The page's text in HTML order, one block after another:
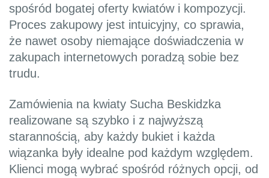
spośród bogatej oferty kwiatów i kompozycji.
Proces zakupowy jest intuicyjny, co sprawia,
że nawet osoby niemające doświadczenia w
zakupach internetowych poradzą sobie bez
trudu.
Zamówienia na kwiaty Sucha Beskidzka
realizowane są szybko i z najwyższą
starannością, aby każdy bukiet i każda
wiązanka były idealne pod każdym względem.
Klienci mogą wybrać spośród różnych opcji, od